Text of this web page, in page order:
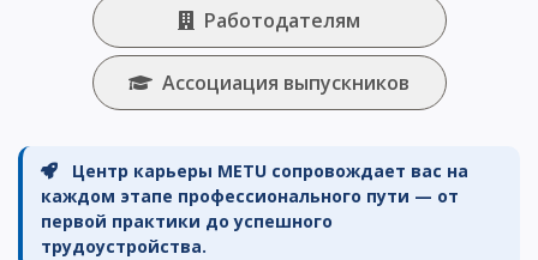
Работодателям
Ассоциация выпускников
Центр карьеры METU сопровождает вас на
каждом этапе профессионального пути — от
первой практики до успешного
трудоустройства.